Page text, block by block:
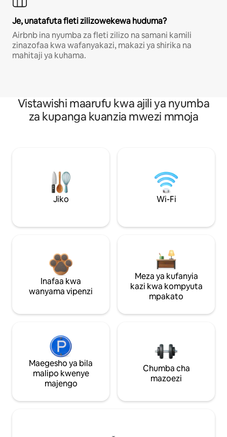
Je, unatafuta fleti zilizowekewa huduma?
Airbnb ina nyumba za fleti zilizo na samani kamili
zinazofaa kwa wafanyakazi, makazi ya shirika na
mahitaji ya kuhama.
Vistawishi maarufu kwa ajili ya nyumba
za kupanga kuanzia mwezi mmoja
Jiko Wi-Fi
Inafaa kwa
wanyama vipenzi
Meza ya kufanyia
kazi kwa kompyuta
mpakato
Maegesho ya bila
malipo kwenye
majengo
Chumba cha
mazoezi